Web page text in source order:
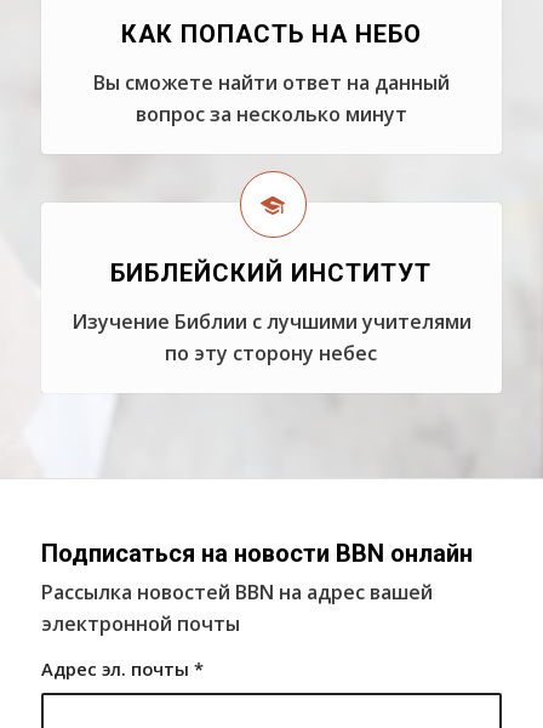
КАК ПОПАСТЬ НА НЕБО
Вы сможете найти ответ на данный
вопрос за несколько минут
БИБЛЕЙСКИЙ ИНСТИТУТ
Изучение Библии с лучшими учителями
по эту сторону небес
Подписаться на новости BBN онлайн
Рассылка новостей BBN на адрес вашей
электронной почты
Адрес эл. почты *